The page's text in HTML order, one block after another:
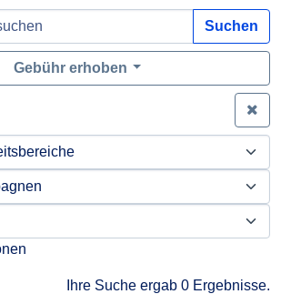
Suchen
Gebühr erhoben
Ihre Suche ergab 0 Ergebnisse.